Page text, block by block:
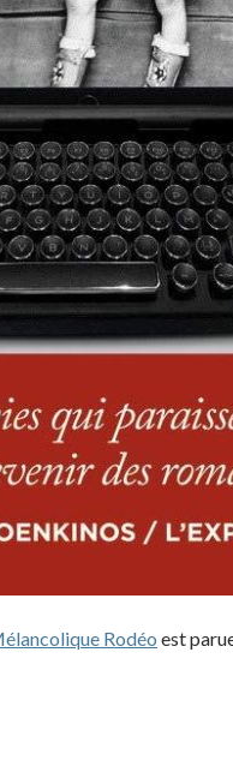
Rodéo est